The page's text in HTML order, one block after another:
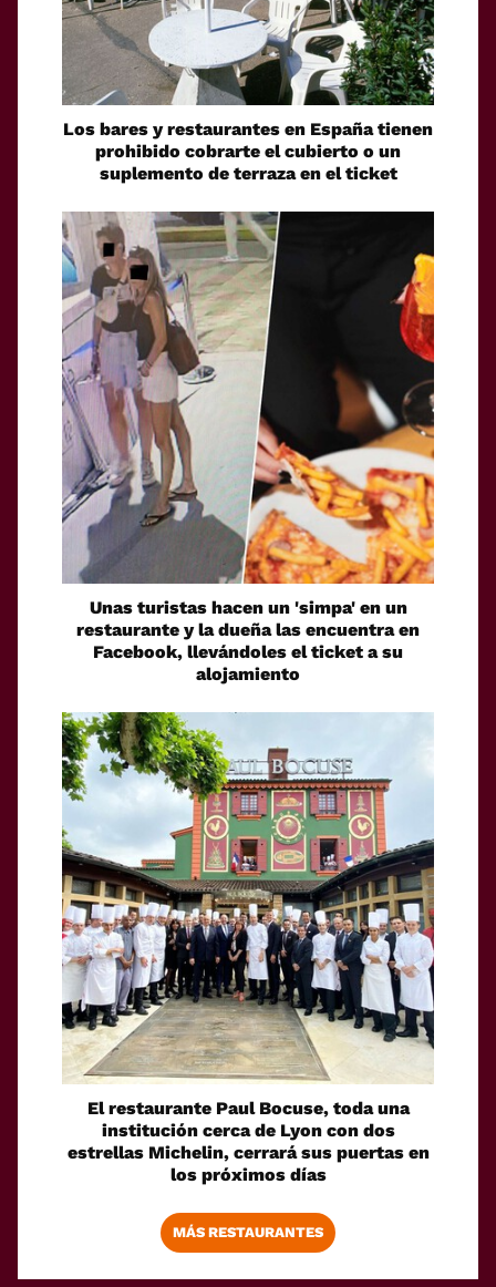
Los bares y restaurantes en España tienen
prohibido cobrarte el cubierto o un
suplemento de terraza en el ticket
Unas turistas hacen un 'simpa' en un
restaurante y la dueña las encuentra en
Facebook, llevándoles el ticket a su
alojamiento
El restaurante Paul Bocuse, toda una
institución cerca de Lyon con dos
estrellas Michelin, cerrará sus puertas en
los próximos días
MÁS RESTAURANTES